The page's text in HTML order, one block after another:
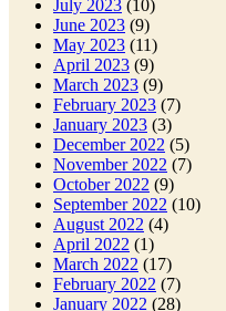
July 2023 (10)
June 2023 (9)
May 2023 (11)
April 2023 (9)
March 2023 (9)
February 2023 (7)
January 2023 (3)
December 2022 (5)
November 2022 (7)
October 2022 (9)
September 2022 (10)
August 2022 (4)
April 2022 (1)
March 2022 (17)
February 2022 (7)
January 2022 (28)